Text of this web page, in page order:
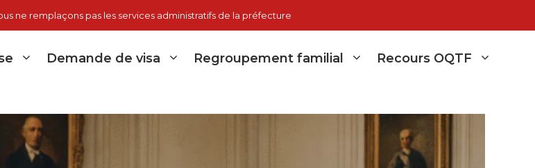
ne remplaçons pas les services administratifs de la préfecture
Demande de visa Regroupement familial
Recours OQTF